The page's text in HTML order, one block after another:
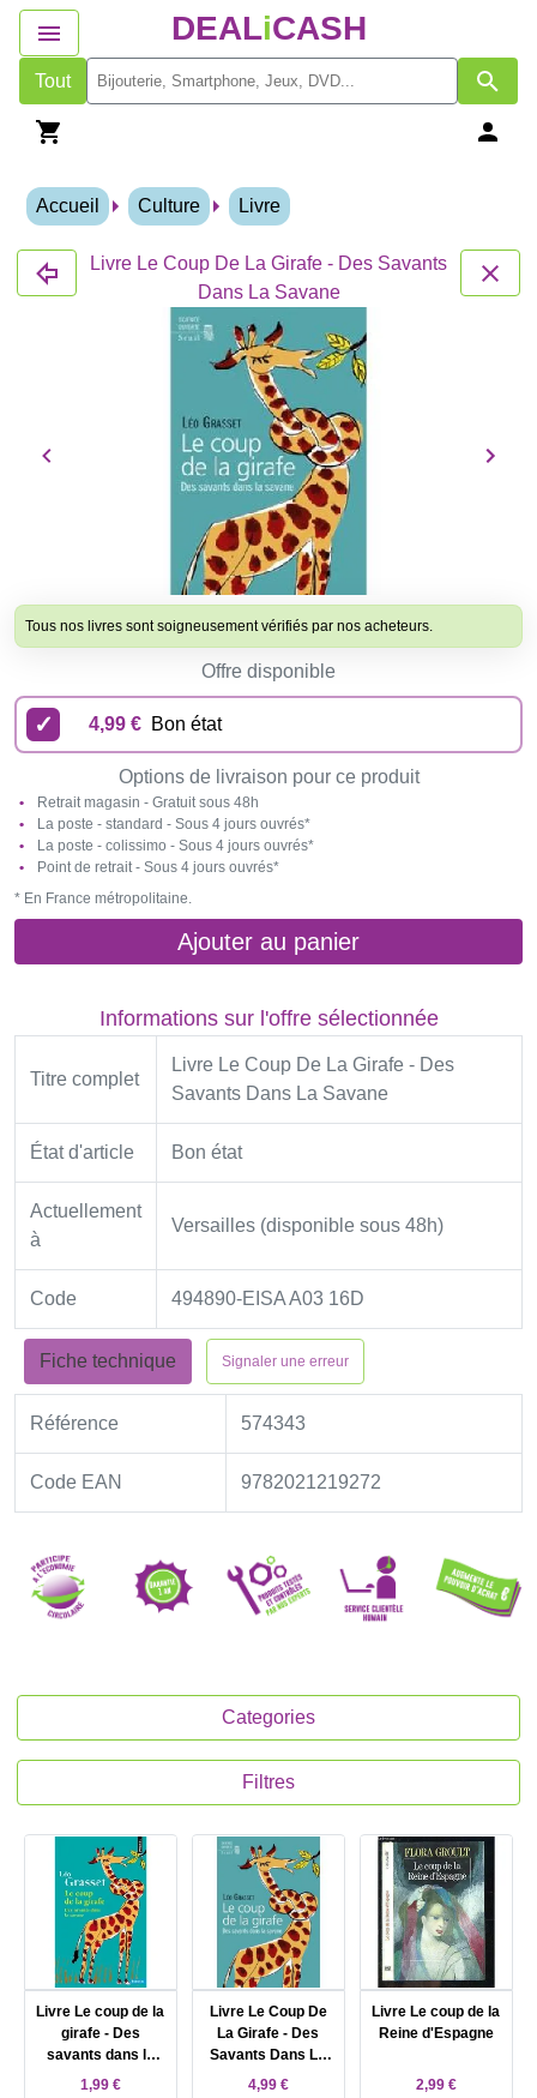
DEALiCASH
Tout
Accueil Culture Livre
Livre Le Coup De La Girafe - Des Savants
Dans La Savane
Tous nos livres sont soigneusement vérifiés par nos acheteurs.
Offre disponible
4,99 € Bon état
Options de livraison pour ce produit
Retrait magasin - Gratuit sous 48h
La poste - standard - Sous 4 jours ouvrés*
La poste - colissimo - Sous 4 jours ouvrés*
Point de retrait - Sous 4 jours ouvrés*
* En France métropolitaine.
Ajouter au panier
Informations sur l'offre sélectionnée
Titre complet
Livre Le Coup De La Girafe - Des
Savants Dans La Savane
État d'article Bon état
Actuellement
à
Versailles (disponible sous 48h)
Code 494890-EISA A03 16D
Fiche technique Signaler une erreur
Référence 574343
Code EAN 9782021219272
Categories
Filtres
Livre Le coup de la
girafe - Des
savants dans la
savane - Poche
1,99 €
Livre Le Coup De
La Girafe - Des
Savants Dans La
Savane
4,99 €
Livre Le coup de la
Reine d'Espagne
2,99 €